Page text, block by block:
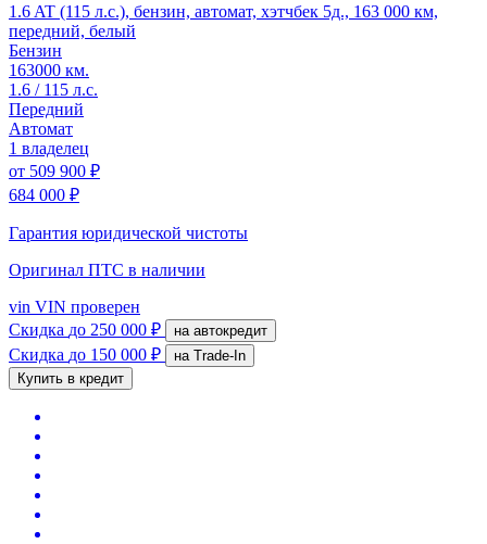
1.6 AT (115 л.с.), бензин, автомат, хэтчбек 5д., 163 000 км,
передний, белый
Бензин
163000 км.
1.6 / 115 л.с.
Передний
Автомат
1 владелец
от 509 900 ₽
684 000 ₽
Гарантия юридической чистоты
Оригинал ПТС в наличии
vin VIN проверен
Скидка до 250 000 ₽ на автокредит
Скидка до 150 000 ₽
на Trade-In
Купить в кредит